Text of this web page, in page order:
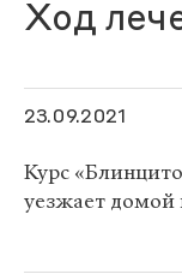
Ход
23.09.2021
Курс
уезжает